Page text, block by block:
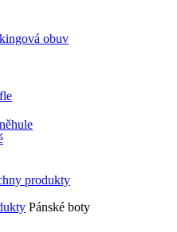
obuv
Pánské boty